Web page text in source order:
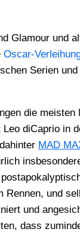
Gla­mour und
Oscar-
Seri­en
die
Leo diCa­prio in
MAD
Ren­nen, und
und
dass